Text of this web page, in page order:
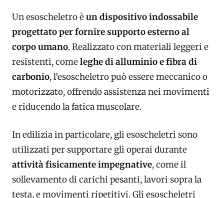
Un esoscheletro èun dispositivo indossabile
progettato per fornire supporto esterno al
corpo umano. Realizzato con materiali leggeri e
resistenti, comeleghe di alluminio e fibra di
carbonio, l’esoscheletro può essere meccanico o
motorizzato, offrendo assistenza nei movimenti
e riducendo la fatica muscolare.
In edilizia in particolare, gli esoscheletri sono
utilizzati per supportare gli operai durante
attività fisicamente impegnative, come il
sollevamento di carichi pesanti, lavori sopra la
testa, e movimenti ripetitivi. Gli esoscheletri